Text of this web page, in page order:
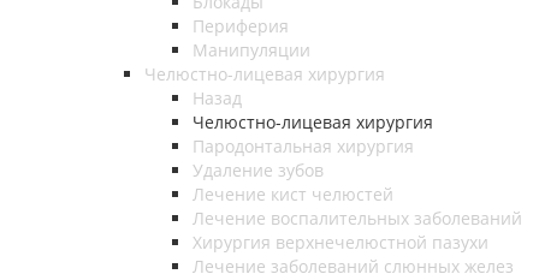
Периферия
Манипуляции
Челюстно-лицевая хирургия
Назад
Челюстно-лицевая хирургия
Пародонтальная хирургия
Удаление зубов
Лечение кист челюстей
Лечение воспалительных заболеваний
Хирургия верхнечелюстной пазухи
Лечение заболеваний слюнных желез